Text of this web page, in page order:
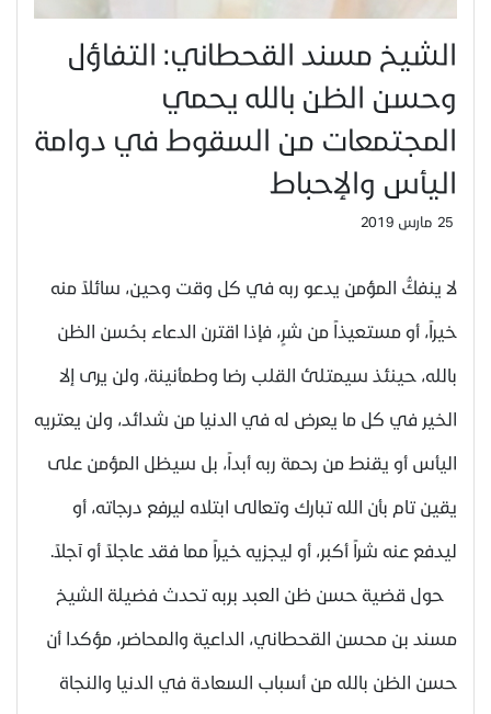
الشيخ مسند القحطاني: التفاؤل
وحسن الظن بالله يحمي
المجتمعات من السقوط في دوامة
اليأس والإحباط
25 مارس 2019
لا ينفكُّ المؤمن يدعو ربه في كل وقت وحين، سائلاً منه
خيراً، أو مستعيذاً من شرٍ، فإذا اقترن الدعاء بحُسن الظن
بالله، حينئذ سيمتلئ القلب رضا وطمأنينة، ولن يرى إلا
الخير في كل ما يعرض له في الدنيا من شدائد، ولن يعتريه
اليأس أو يقنط من رحمة ربه أبداً، بل سيظل المؤمن على
يقين تام بأن الله تبارك وتعالى ابتلاه ليرفع درجاته، أو
ليدفع عنه شراً أكبر، أو ليجزيه خيراً مما فقد عاجلاً أو آجلاً.
حول قضية حسن ظن العبد بربه تحدث فضيلة الشيخ
مسند بن محسن القحطاني، الداعية والمحاضر، مؤكدا أن
حسن الظن بالله من أسباب السعادة في الدنيا والنجاة